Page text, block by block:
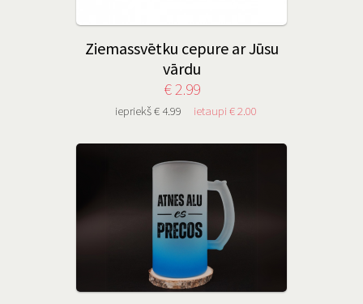
Ziemassvētku cepure ar Jūsu
vārdu
€ 2.99
iepriekš € 4.99 ietaupi € 2.00